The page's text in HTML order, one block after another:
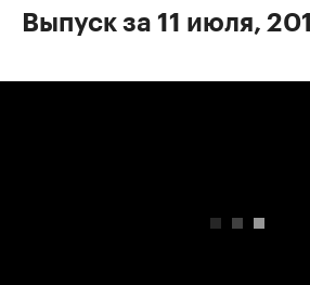
Выпуск за 11 июля,